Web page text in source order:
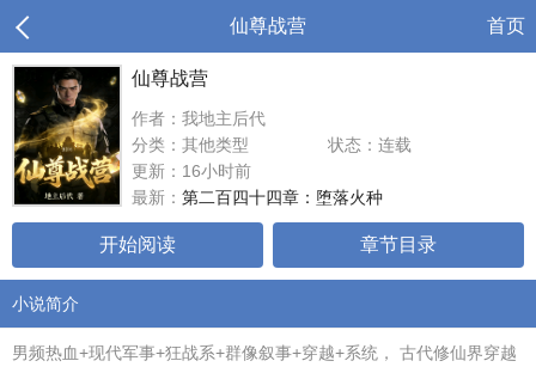
仙尊战营 首页
仙尊战营
作者：我地主后代
分类：其他类型
状态：连载
更新：16小时前
最新： 第二百四十四章：堕落火种
开始阅读 章节目录
小说简介
男频热血+现代军事+狂战系+群像叙事+穿越+系统， 古代修仙界穿越